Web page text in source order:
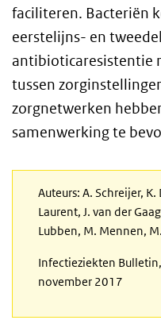
faciliteren. Bacteriën
eerstelijns- en
antibioticaresistentie
tussen
zorgnetwerken
samenwerking te
Auteurs: A. Schreijer, K.
Laurent, J. van der
Lubben, M. Mennen,
Infectieziekten
november 2017